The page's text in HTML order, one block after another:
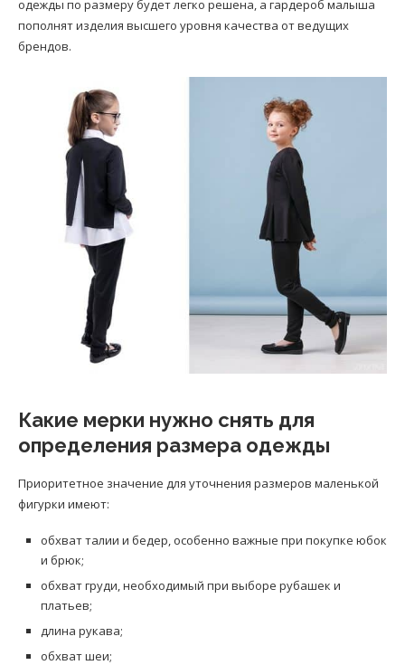
одежды по размеру будет легко решена, а гардероб малыша
пополнят изделия высшего уровня качества от ведущих
брендов.
Какие мерки нужно снять для
определения размера одежды
Приоритетное значение для уточнения размеров маленькой
фигурки имеют:
обхват талии и бедер, особенно важные при покупке юбок
и брюк;
обхват груди, необходимый при выборе рубашек и
платьев;
длина рукава;
обхват шеи;